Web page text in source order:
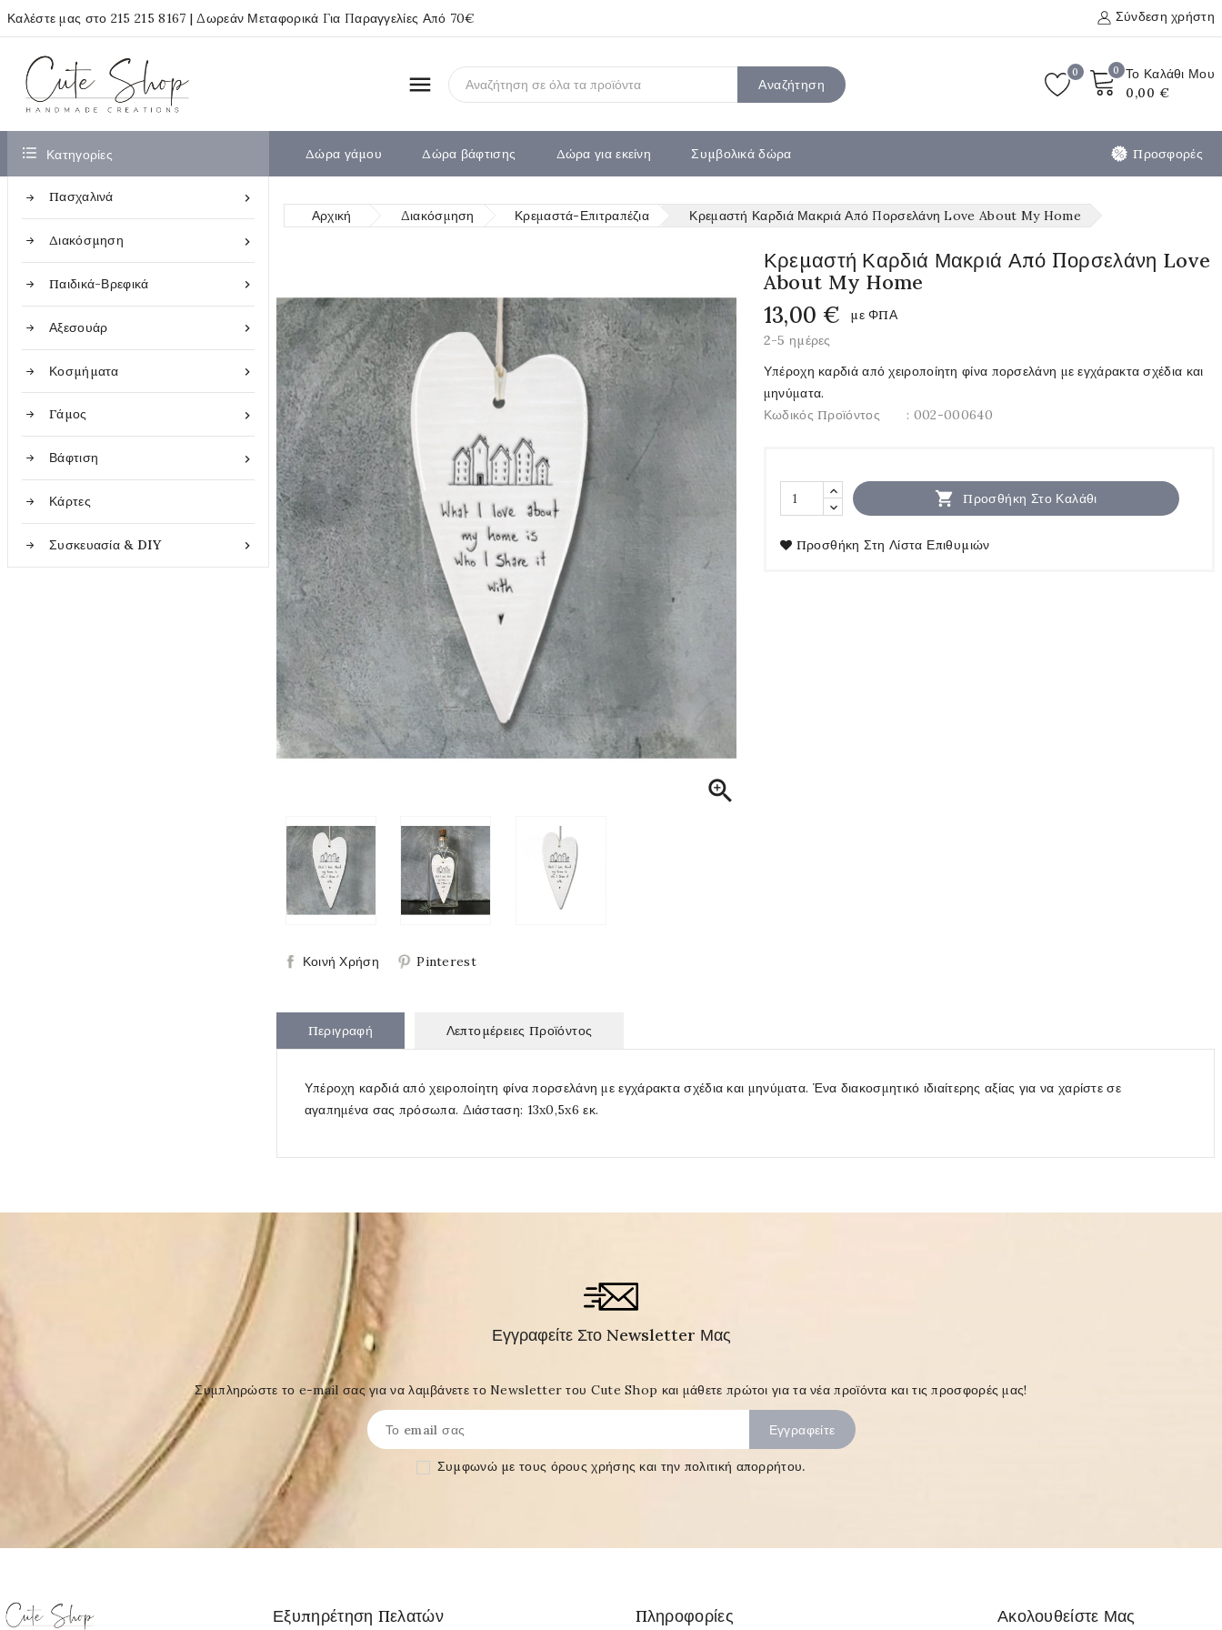
Καλέστε μας στο 215 215 8167 | Δωρεάν Μεταφορικά Για Παραγγελίες Από 70€ Σύνδεση χρήστη

0 Το Καλάθι Μου
0,00 €
Αναζήτηση
0
 Κατηγορίες

Πασχαλινά

Διακόσμηση

Παιδικά-Βρεφικά

Αξεσουάρ

Κοσμήματα

Γάμος

Βάφτιση
Κάρτες

Συσκευασία & DIY
Δώρα γάμου Δώρα βάφτισης Δώρα για εκείνη Συμβολικά δώρα Προσφορές
Αρχική Διακόσμηση Κρεμαστά-Επιτραπέζια Κρεμαστή Καρδιά Μακριά Από Πορσελάνη Love About My Home

Κοινή Χρήση Pinterest
Κρεμαστή Καρδιά Μακριά Από Πορσελάνη Love
About My Home
13,00 €
με ΦΠΑ
2-5 ημέρες
Υπέροχη καρδιά από χειροποίητη φίνα πορσελάνη με εγχάρακτα σχέδια και
μηνύματα.
Κωδικός Προϊόντος
: 002-000640
 Προσθήκη Στο Καλάθι
Προσθήκη Στη Λίστα Επιθυμιών
Περιγραφή Λεπτομέρειες Προϊόντος
Υπέροχη καρδιά από χειροποίητη φίνα πορσελάνη με εγχάρακτα σχέδια και μηνύματα. Ένα διακοσμητικό ιδιαίτερης αξίας για να χαρίστε σε
αγαπημένα σας πρόσωπα. Διάσταση: 13x0,5x6 εκ.
Εγγραφείτε Στο Newsletter Μας
Συμπληρώστε το e-mail σας για να λαμβάνετε το Newsletter του Cute Shop και μάθετε πρώτοι για τα νέα προϊόντα και τις προσφορές μας!
Συμφωνώ με τους όρους χρήσης και την πολιτική απορρήτου.
Ακολουθείστε Μας
Πληροφορίες
Εξυπηρέτηση Πελατών